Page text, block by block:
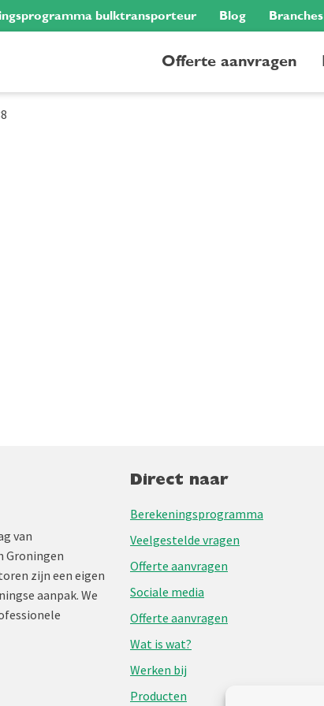
bulktransporteur Blog Branches
Offerte aanvragen
van
Groningen
zijn een eigen
aanpak. We
Direct naar
Berekeningsprogramma
Veelgestelde vragen
Offerte aanvragen
Sociale media
Offerte aanvragen
Wat is wat?
Werken bij
Producten